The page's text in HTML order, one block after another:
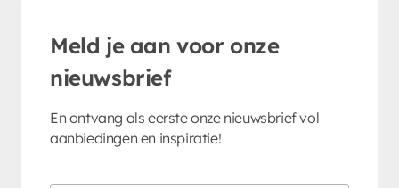
Meld je aan voor onze
nieuwsbrief
En ontvang als eerste onze nieuwsbrief vol
aanbiedingen en inspiratie!